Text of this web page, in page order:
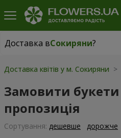
Доставка вСокиряни?
Доставка вСокиряни|
Доставка квітів у м. Сокиряни >
Замовити букети
пропозиція
Сортування: дешевше дорожче